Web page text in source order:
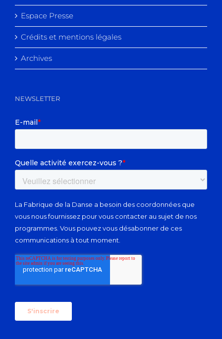
Espace Presse
Crédits et mentions légales
Archives
NEWSLETTER